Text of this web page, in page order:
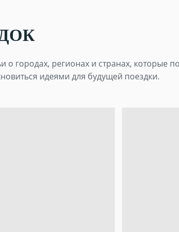
городах, регионах и странах, которые
идеями для будущей поездки.